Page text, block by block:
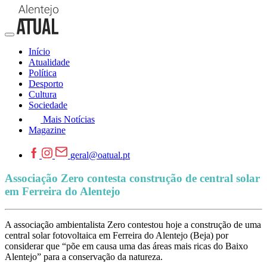
Início
Atualidade
Política
Desporto
Cultura
Sociedade
Mais Notícias
Magazine
geral@oatual.pt
Associação Zero contesta construção de central solar
em Ferreira do Alentejo
A associação ambientalista Zero contestou hoje a construção de uma
central solar fotovoltaica em Ferreira do Alentejo (Beja) por
considerar que “põe em causa uma das áreas mais ricas do Baixo
Alentejo” para a conservação da natureza.